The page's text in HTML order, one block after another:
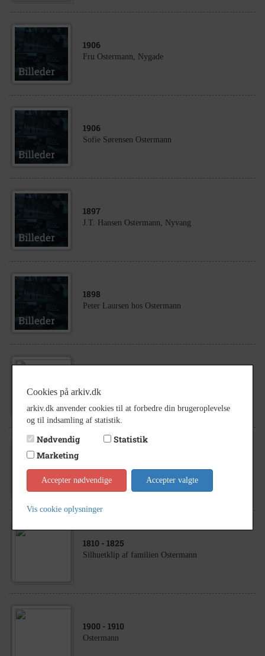
1906
Fru Ostermann, Nygade
1906
Sofie Sørensen Ostermann
1897
J.T. Hansen Ostermann, Nyvang
1898
Peter Laursen hos Ostermann
Familien Ostermann.
Tømrer J. Jensen hos Ostermann
1810 - 1825
Silhuetklip af familien Ostermann
1900 - 1910
Ostermann
Cookies på arkiv.dk
arkiv.dk anvender cookies til at forbedre din brugeroplevelse
og til indsamling af statistik.
Nødvendig
Statistik
Marketing
Accepter nødvendige Accepter valgte
Vis cookie oplysninger